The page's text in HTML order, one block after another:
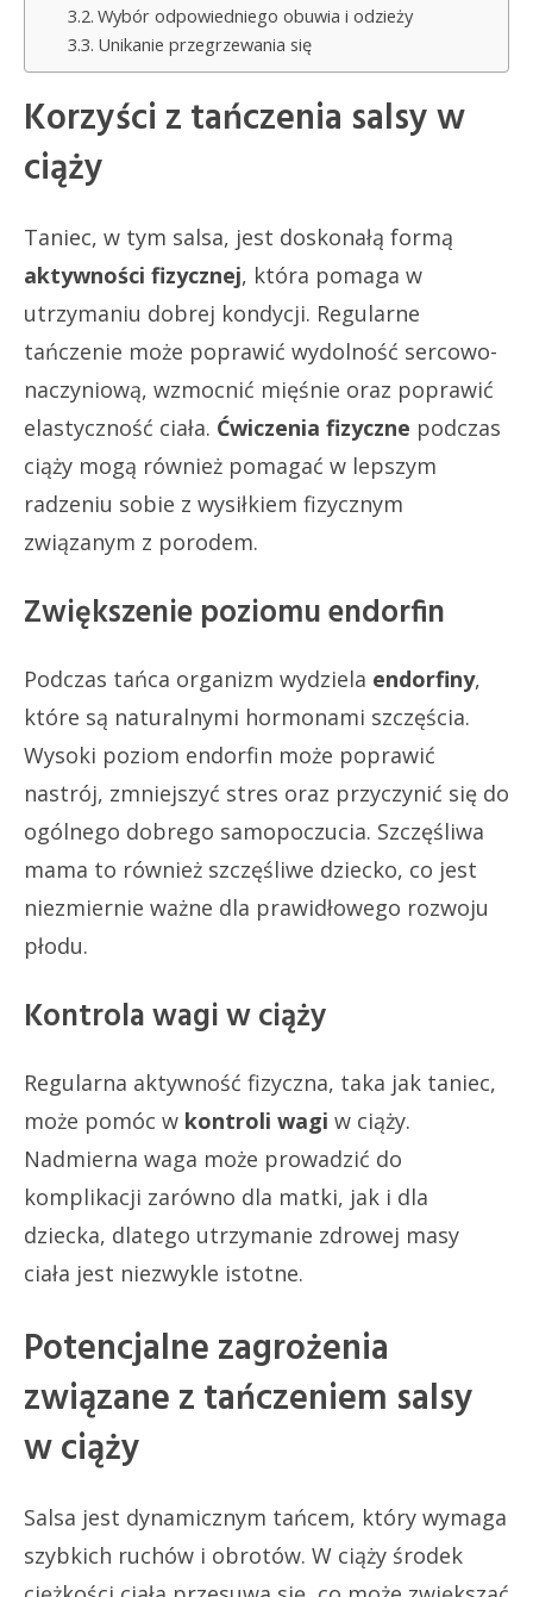
Wybór odpowiedniego obuwia i odzieży
Unikanie przegrzewania się
Korzyści z tańczenia salsy w
ciąży
Taniec, w tym salsa, jest doskonałą formą
aktywności fizycznej, która pomaga w
utrzymaniu dobrej kondycji. Regularne
tańczenie może poprawić wydolność sercowo-
naczyniową, wzmocnić mięśnie oraz poprawić
elastyczność ciała. Ćwiczenia fizyczne podczas
ciąży mogą również pomagać w lepszym
radzeniu sobie z wysiłkiem fizycznym
związanym z porodem.
Zwiększenie poziomu endorfin
Podczas tańca organizm wydziela endorfiny,
które są naturalnymi hormonami szczęścia.
Wysoki poziom endorfin może poprawić
nastrój, zmniejszyć stres oraz przyczynić się do
ogólnego dobrego samopoczucia. Szczęśliwa
mama to również szczęśliwe dziecko, co jest
niezmiernie ważne dla prawidłowego rozwoju
płodu.
Kontrola wagi w ciąży
Regularna aktywność fizyczna, taka jak taniec,
może pomóc w kontroli wagi w ciąży.
Nadmierna waga może prowadzić do
komplikacji zarówno dla matki, jak i dla
dziecka, dlatego utrzymanie zdrowej masy
ciała jest niezwykle istotne.
Potencjalne zagrożenia
związane z tańczeniem salsy
w ciąży
Salsa jest dynamicznym tańcem, który wymaga
szybkich ruchów i obrotów. W ciąży środek